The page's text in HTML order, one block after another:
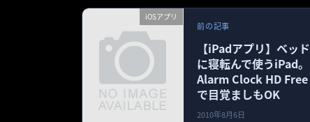
iOSアプリ
前の記事
【iPadアプリ】ベッド
に寝転んで使うiPad。
Alarm Clock HD Free
で目覚ましもOK
2010年8月6日